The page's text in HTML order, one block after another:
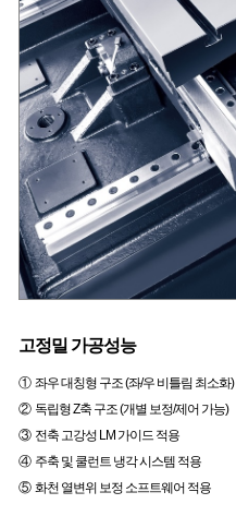
고정밀 가공성능
① 좌우 대칭형 구조 (좌/우 비틀림 최소화)
② 독립형 Z축 구조 (개별 보정/제어 가능)
③ 전축 고강성 LM 가이드 적용
④ 주축 및 쿨런트 냉각 시스템 적용
⑤ 화천 열변위 보정 소프트웨어 적용